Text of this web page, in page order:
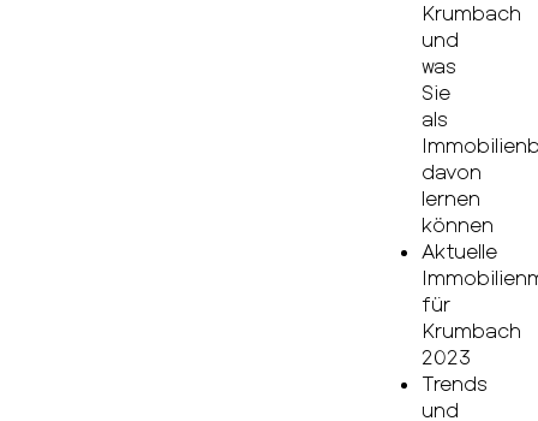
Krumbach
und
was
Sie
als
davon
lernen
können
Aktuelle
für
Krumbach
2023
Trends
und